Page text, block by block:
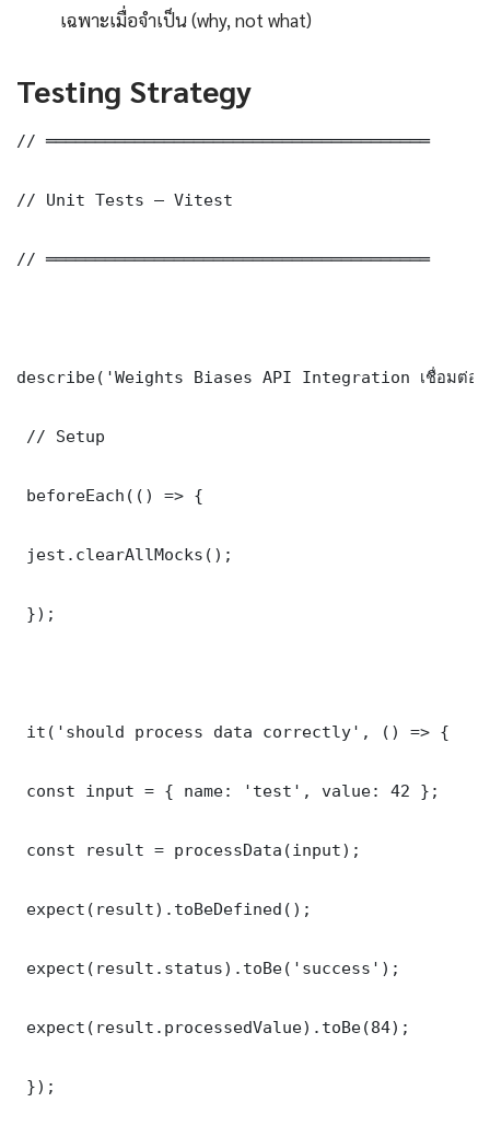
เฉพาะเมื่อจำเป็น (why, not what)
Testing Strategy
// ═══════════════════════════════════════
// Unit Tests — Vitest
// ═══════════════════════════════════════
describe('Weights Biases API Integration เชื่อมต่
// Setup
beforeEach(() => {
jest.clearAllMocks();
});
it('should process data correctly', () => {
const input = { name: 'test', value: 42 };
const result = processData(input);
expect(result).toBeDefined();
expect(result.status).toBe('success');
expect(result.processedValue).toBe(84);
});